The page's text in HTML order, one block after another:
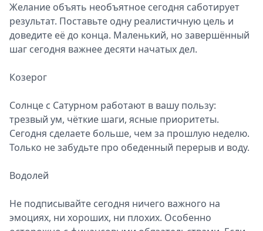
Желание объять необъятное сегодня саботирует
результат. Поставьте одну реалистичную цель и
доведите её до конца. Маленький, но завершённый
шаг сегодня важнее десяти начатых дел.
Козерог
Солнце с Сатурном работают в вашу пользу:
трезвый ум, чёткие шаги, ясные приоритеты.
Сегодня сделаете больше, чем за прошлую неделю.
Только не забудьте про обеденный перерыв и воду.
Водолей
Не подписывайте сегодня ничего важного на
эмоциях, ни хороших, ни плохих. Особенно